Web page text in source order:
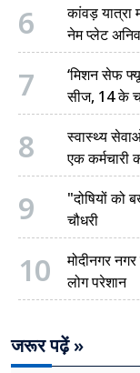
6
कांवड़ यात्रा
नेम प्लेट
7
‘मिशन सेफ
सीज, 14 के
8
स्वास्थ्य
एक कर्मचारी
9
"दोषियों को
चौधरी
10
मोदीनगर
लोग परेशान
जरूर पढ़ें »